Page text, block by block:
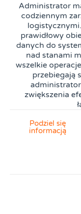
Administrator
codziennym
prawidłowy
danych do
nad stanami
wszelkie
przebiegają
zwiększenia
Podziel się
informacją